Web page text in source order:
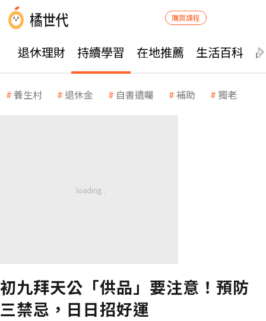
購買課程
退休理財 持續學習 在地推薦 生活百科
養生村 退休金 自書遺囑 補助 獨老
初九拜天公「供品」要注意！預防
三禁忌，日日招好運